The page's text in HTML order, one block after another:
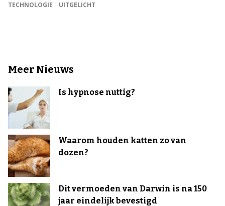
TECHNOLOGIE
UITGELICHT
Meer Nieuws
Is hypnose nuttig?
Waarom houden katten zo van
dozen?
Dit vermoeden van Darwin is na 150
jaar eindelijk bevestigd